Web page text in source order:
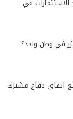
في
في وطن واحد؟
اتفاق دفاع مشترك